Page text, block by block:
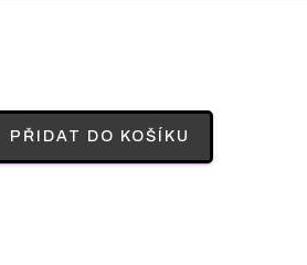
PŘIDAT DO KOŠÍKU